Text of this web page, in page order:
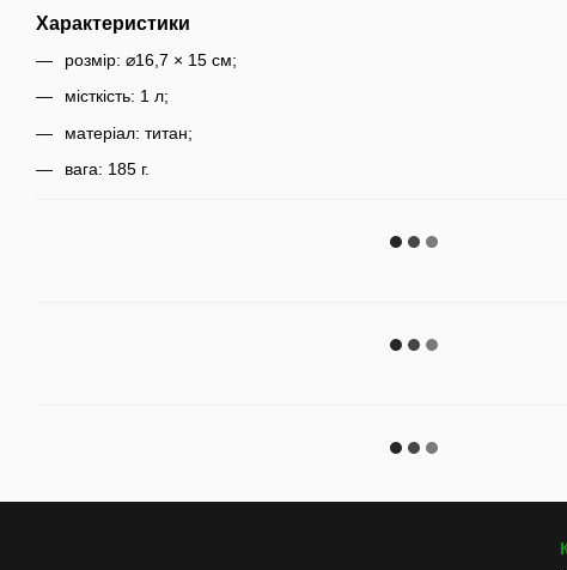
Характеристики
розмір: ⌀16,7 × 15 см;
місткість: 1 л;
матеріал: титан;
вага: 185 г.